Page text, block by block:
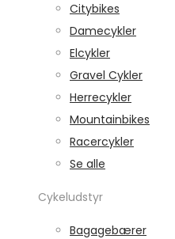
Citybikes
Damecykler
Elcykler
Gravel Cykler
Herrecykler
Mountainbikes
Racercykler
Se alle
Cykeludstyr
Bagagebærer